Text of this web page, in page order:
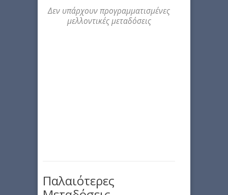
Δεν υπάρχουν προγραμματισμένες
μελλοντικές μεταδόσεις
Παλαιότερες